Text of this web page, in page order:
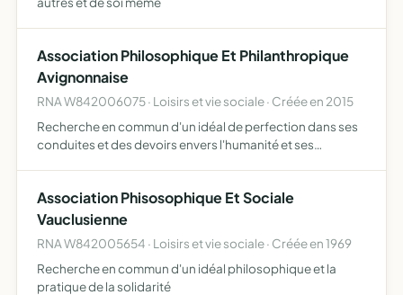
Association Philosophique Et Philanthropique
Avignonnaise
RNA W842006075 · Loisirs et vie sociale · Créée en 2015
Recherche en commun d'un idéal de perfection dans ses
conduites et des devoirs envers l'humanité et ses
Association Phisosophique Et Sociale
Vauclusienne
RNA W842005654 · Loisirs et vie sociale · Créée en 1969
Recherche en commun d'un idéal philosophique et la
pratique de la solidarité